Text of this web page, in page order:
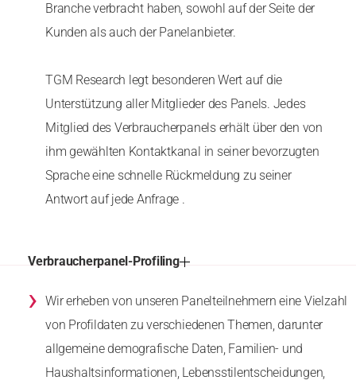
Branche verbracht haben, sowohl auf der Seite der
Kunden als auch der Panelanbieter.
TGM Research legt besonderen Wert auf die
Unterstützung aller Mitglieder des Panels. Jedes
Mitglied des Verbraucherpanels erhält über den von
ihm gewählten Kontaktkanal in seiner bevorzugten
Sprache eine schnelle Rückmeldung zu seiner
Antwort auf jede Anfrage .
Verbraucherpanel-Profiling
› Wir erheben von unseren Panelteilnehmern eine Vielzahl
von Profildaten zu verschiedenen Themen, darunter
allgemeine demografische Daten, Familien- und
Haushaltsinformationen, Lebensstilentscheidungen,